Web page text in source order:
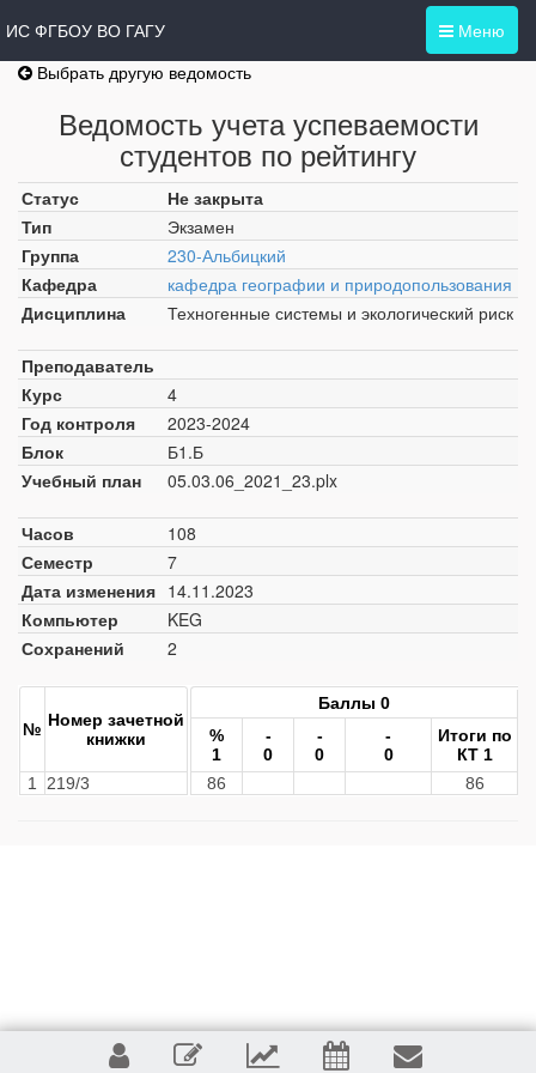
Меню
ИС ФГБОУ ВО ГАГУ
Выбрать другую ведомость
Ведомость учета успеваемости
студентов по рейтингу
Статус
Не закрыта
Тип
Экзамен
Группа
230-Альбицкий
Кафедра
кафедра географии и природопользования
Дисциплина
Техногенные системы и экологический риск
Преподаватель
Курс
4
Год контроля
2023-2024
Блок
Б1.Б
Учебный план
05.03.06_2021_23.plx
Часов
108
Семестр
7
Дата изменения 14.11.2023
Компьютер
KEG
Сохранений
2
№ Номер зачетной
книжки
1 219/3
Баллы 0
%
1
-
0
-
0
-
0
Итоги по
КТ 1
86
86